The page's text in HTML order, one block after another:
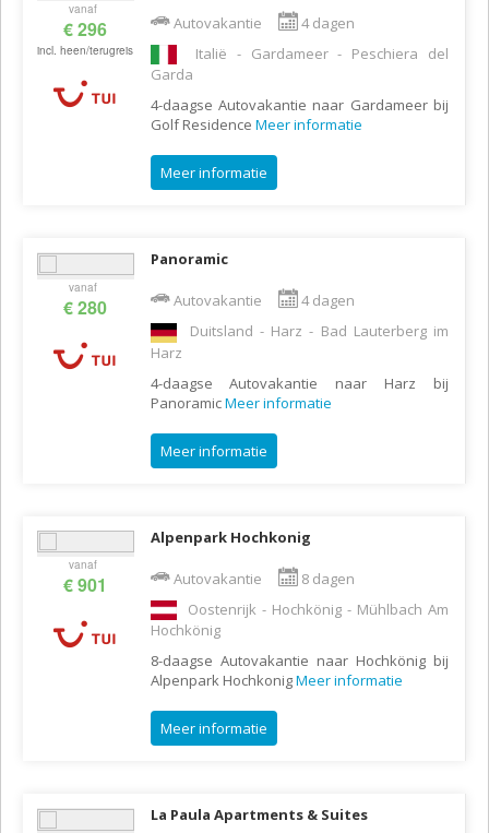
vanaf
€ 296
incl. heen/terugreis
Autovakantie
4 dagen
Italië - Gardameer - Peschiera del
Garda
4-daagse Autovakantie naar Gardameer bij
Golf Residence Meer informatie
Meer informatie
vanaf
€ 280
Panoramic
Autovakantie
4 dagen
Duitsland - Harz - Bad Lauterberg im
Harz
4-daagse Autovakantie naar Harz bij
PanoramicMeer informatie
Meer informatie
vanaf
€ 901
Alpenpark Hochkonig
Autovakantie
8 dagen
Oostenrijk - Hochkönig - Mühlbach Am
Hochkönig
8-daagse Autovakantie naar Hochkönig bij
Alpenpark HochkonigMeer informatie
Meer informatie
La Paula Apartments & Suites